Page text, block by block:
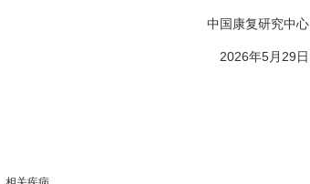
中国康复研究中心
2026年5月29日